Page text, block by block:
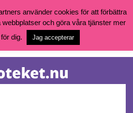
på ditt bibliotekskonto eller nå övriga
bibliotek
kontakt
använder cookies för att förbättra
och göra våra tjänster mer
dig.
Jag accepterar